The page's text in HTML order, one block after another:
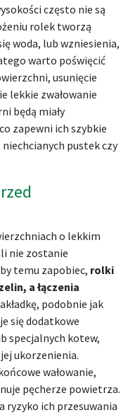
często nie są
rolek tworzą
woda, lub wzniesienia,
warto poświęcić
usunięcie
lekkie zwałowanie
będą miały
zapewni ich szybkie
pustek czy
o lekkim
nie zostanie
temu zapobiec, rolki
a łączenia
podobnie jak
się dodatkowe
specjalnych kotew,
ukorzenienia.
wałowanie,
pęcherze powietrza.
ryzyko ich przesuwania